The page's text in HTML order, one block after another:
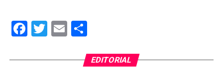
Facebook
Twitter
EmailShare
EDITORIAL